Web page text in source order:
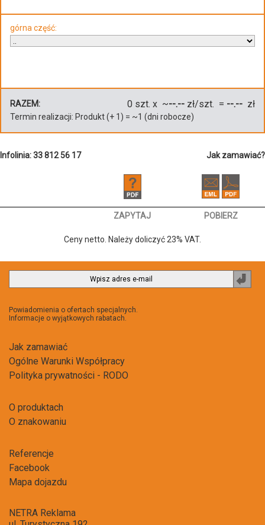
górna część:
RAZEM: 0 szt. x ~--.-- zł/szt. = --.-- zł
Termin realizacji: Produkt(+ 1 ) = ~1 (dni robocze)
Infolinia: 33 812 56 17 Jak zamawiać?
ZAPYTAJ POBIERZ
Ceny netto. Należy doliczyć 23% VAT.
Powiadomienia o ofertach specjalnych.
Informacje o wyjątkowych rabatach.
Jak zamawiać
Ogólne Warunki Współpracy
Polityka prywatności - RODO
O produktach
O znakowaniu
Referencje
Facebook
Mapa dojazdu
NETRA Reklama